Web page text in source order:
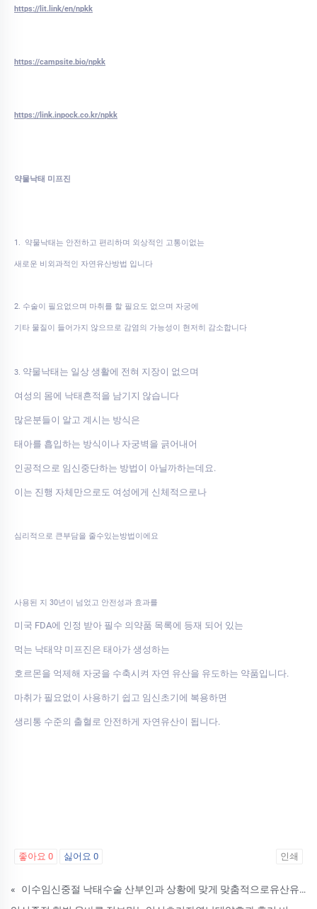
https://lit.link/en/npkk
https://campsite.bio/npkk
https://link.inpock.co.kr/npkk
약물낙태 미프진
1. 약물낙태는 안전하고 편리하며 외상적인 고통이없는
새로운 비외과적인 자연유산방법 입니다
2. 수술이 필요없으며 마취를 할 필요도 없으며 자궁에
기타 물질이 들어가지 않으므로 감염의 가능성이 현저히 감소합니다
3. 약물낙태는 일상 생활에 전혀 지장이 없으며
여성의 몸에 낙태흔적을 남기지 않습니다
많은분들이 알고 계시는 방식은
태아를 흡입하는 방식이나 자궁벽을 긁어내어
인공적으로 임신중단하는 방법이 아닐까하는데요.
이는 진행 자체만으로도 여성에게 신체적으로나
심리적으로 큰부담을 줄수있는방법이에요
사용된 지 30년이 넘었고 안전성과 효과를
미국 FDA에 인정 받아 필수 의약품 목록에 등재 되어 있는
먹는 낙태약 미프진은 태아가 생성하는
호르몬을 억제해 자궁을 수축시켜 자연 유산을 유도하는 약품입니다.
마취가 필요없이 사용하기 쉽고 임신초기에 복용하면
생리통 수준의 출혈로 안전하게 자연유산이 됩니다.
좋아요 0 싫어요 0 인쇄
«
이수임신중절 낙태수술 산부인과 상황에 맞게 맞춤적으로유산유도제약물낙태